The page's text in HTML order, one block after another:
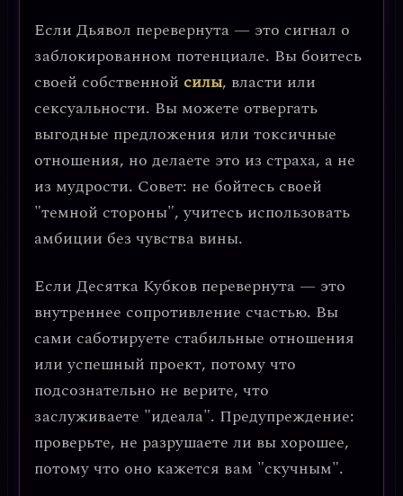
Если Дьявол перевернута — это сигнал о
заблокированном потенциале. Вы боитесь
своей собственной силы, власти или
сексуальности. Вы можете отвергать
выгодные предложения или токсичные
отношения, но делаете это из страха, а не
из мудрости. Совет: не бойтесь своей
"темной стороны", учитесь использовать
амбиции без чувства вины.
Если Десятка Кубков перевернута — это
внутреннее сопротивление счастью. Вы
сами саботируете стабильные отношения
или успешный проект, потому что
подсознательно не верите, что
заслуживаете "идеала". Предупреждение:
проверьте, не разрушаете ли вы хорошее,
потому что оно кажется вам "скучным".